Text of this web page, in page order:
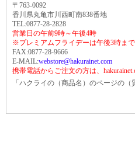
〒763-0092
香川県丸亀市川西町南838番地
TEL:0877-28-2828
営業日の午前9時～午後4時
※プレミアムフライデーは午後3時まで
FAX:0877-28-9666
E-MAIL:webstore@hakurainet.com
携帯電話からご注文の方は、
「ハクライの（商品名）のページの